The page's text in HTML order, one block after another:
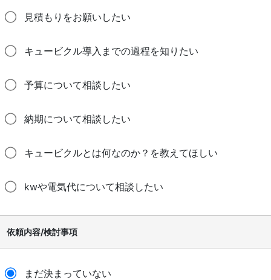
見積もりをお願いしたい
キュービクル導入までの過程を知りたい
予算について相談したい
納期について相談したい
キュービクルとは何なのか？を教えてほしい
kwや電気代について相談したい
依頼内容/検討事項
まだ決まっていない